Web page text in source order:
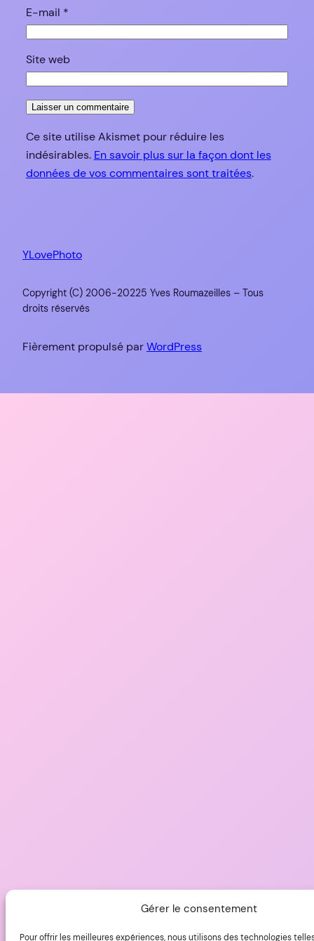
Gérer le consentement
Pour offrir les meilleures expériences, nous utilisons des technologies
E-mail *
Site web
Ce site utilise Akismet pour réduire les
indésirables. En savoir plus sur la façon dont les
données de vos commentaires sont traitées.
YLovePhoto
Copyright (C) 2006-20225 Yves Roumazeilles – Tous
droits réservés
Fièrement propulsé parWordPress